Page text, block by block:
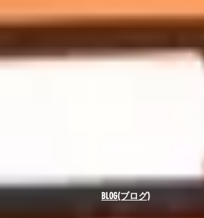
BLOG(ブログ)